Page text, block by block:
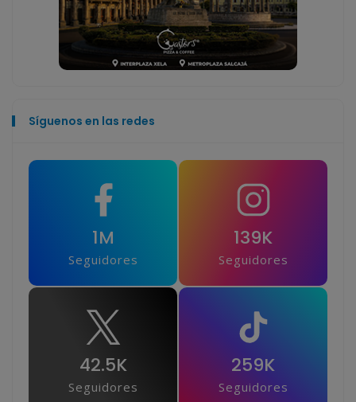
Síguenos en las redes
1M
Seguidores
139K
Seguidores
42.5K
Seguidores
259K
Seguidores